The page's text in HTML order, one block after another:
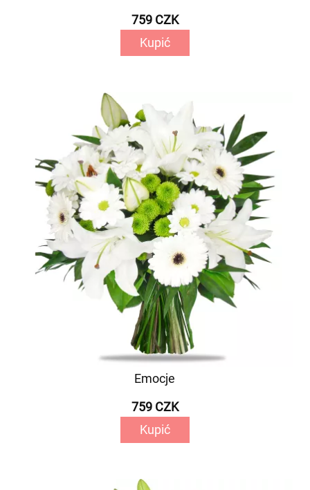
759 CZK
Kupić
Emocje
759 CZK
Kupić